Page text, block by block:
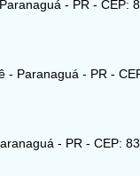
- PR - CEP:
- Paranaguá - PR -
- PR - CEP: